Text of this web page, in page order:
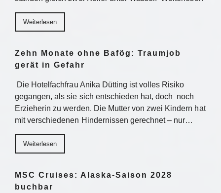
Weiterlesen
Zehn Monate ohne Bafög: Traumjob
gerät in Gefahr
Die Hotelfachfrau Anika Dütting ist volles Risiko
gegangen, als sie sich entschieden hat, doch noch
Erzieherin zu werden. Die Mutter von zwei Kindern hat
mit verschiedenen Hindernissen gerechnet – nur…
Weiterlesen
MSC Cruises: Alaska-Saison 2028
buchbar